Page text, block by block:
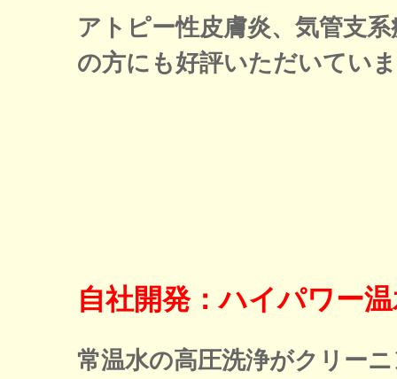
アトピー性皮膚炎、気管支
の方にも好評いただいてい
自社開発：ハイパワー
常温水の高圧洗浄がクリー